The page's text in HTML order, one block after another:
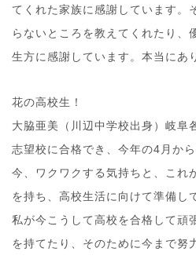
てくれた家族に感謝しています。
らないところを教えてくれたり、
生方に感謝しています。本当にあ
花の高校生！
大脇亜美（川辺中学校出身）岐阜
志望校に合格でき、今年の4月か
今、ワクワクする気持ちと、これ
を持ち、高校生活に向けて準備し
私が今こうして高校を合格して頑
を持てたり、そのために今まで努